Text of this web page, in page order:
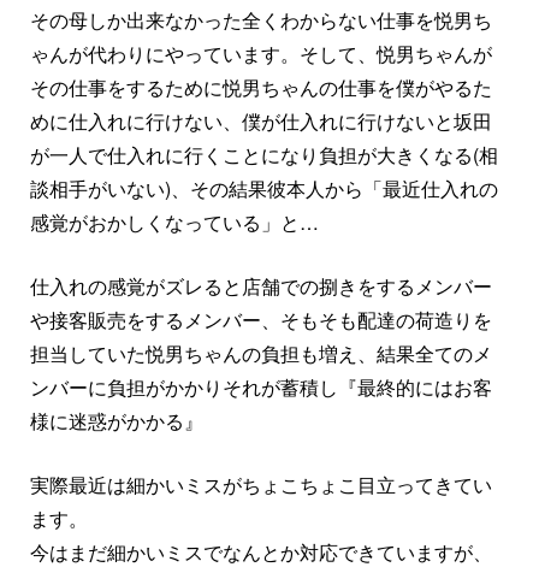
その母しか出来なかった全くわからない仕事を悦男ち
ゃんが代わりにやっています。そして、悦男ちゃんが
その仕事をするために悦男ちゃんの仕事を僕がやるた
めに仕入れに行けない、僕が仕入れに行けないと坂田
が一人で仕入れに行くことになり負担が大きくなる(相
談相手がいない)、その結果彼本人から「最近仕入れの
感覚がおかしくなっている」と…
仕入れの感覚がズレると店舗での捌きをするメンバー
や接客販売をするメンバー、そもそも配達の荷造りを
担当していた悦男ちゃんの負担も増え、結果全てのメ
ンバーに負担がかかりそれが蓄積し『最終的にはお客
様に迷惑がかかる』
実際最近は細かいミスがちょこちょこ目立ってきてい
ます。
今はまだ細かいミスでなんとか対応できていますが、